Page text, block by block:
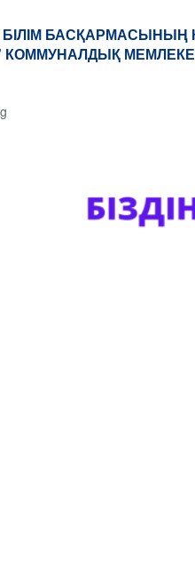
БАСҚАРМАСЫНЫҢ
КОММУНАЛДЫҚ